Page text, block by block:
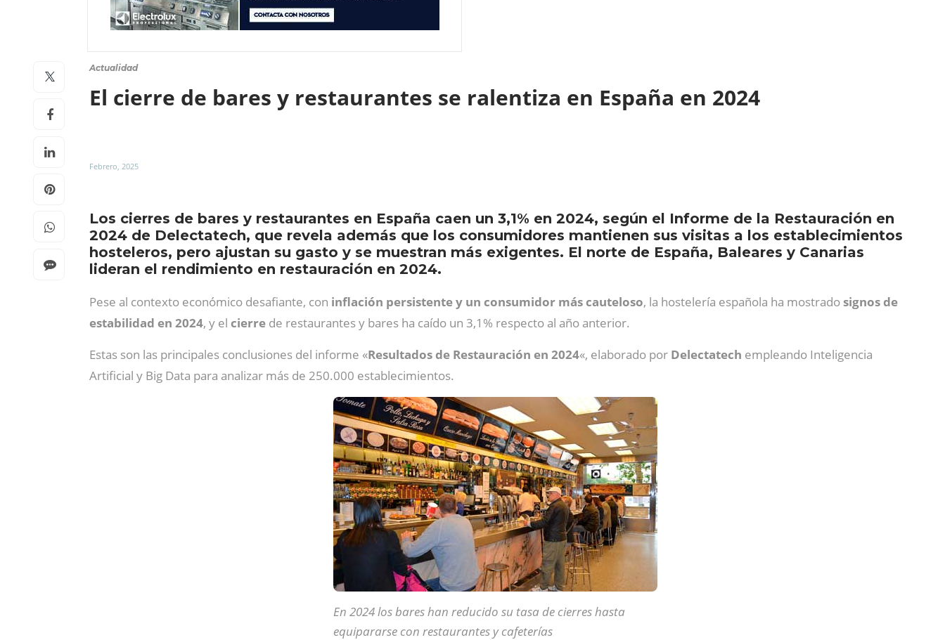
Actualidad
El cierre de bares y restaurantes se ralentiza en España en 2024
Febrero, 2025
Los cierres de bares y restaurantes en España caen un 3,1% en 2024, según el Informe de la Restauración en
2024 de Delectatech, que revela además que los consumidores mantienen sus visitas a los establecimientos
hosteleros, pero ajustan su gasto y se muestran más exigentes. El norte de España, Baleares y Canarias
lideran el rendimiento en restauración en 2024.
Pese al contexto económico desafiante, con inflación persistente y un consumidor más cauteloso, la hostelería española ha mostradosignos de
estabilidad en 2024, y el cierre de restaurantes y bares ha caído un 3,1% respecto al año anterior.
Estas son las principales conclusiones del informe «Resultados de Restauración en 2024«, elaborado por Delectatech empleando Inteligencia
Artificial y Big Data para analizar más de 250.000 establecimientos.
En 2024 los bares han reducido su tasa de cierres hasta
equipararse con restaurantes y cafeterías